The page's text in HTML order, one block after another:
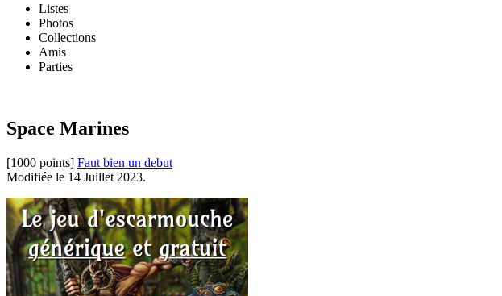
Listes
Photos
Collections
Amis
Parties
Space Marines
[1000 points] Faut bien un debut
Modifiée le 14 Juillet 2023.